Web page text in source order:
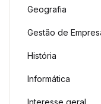
Geografia
Gestão de
História
Informática